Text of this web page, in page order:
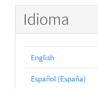
Idioma
English
Español (España)